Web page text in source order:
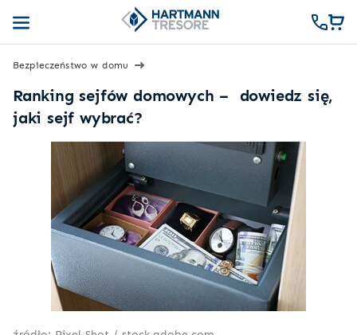
Bezpieczeństwo w domu
Ranking sejfów domowych – dowiedz się,
jaki sejf wybrać?